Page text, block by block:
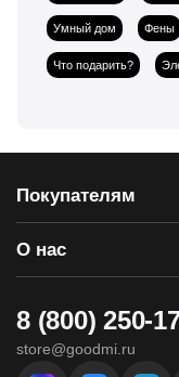
Умный дом Фены
Что подарить?
Покупателям
О нас
8 (800) 250-
store@goodmi.ru